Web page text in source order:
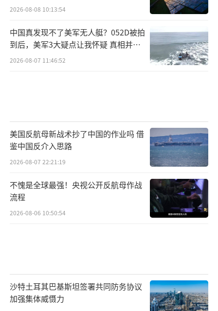
2026-08-08 10:13:54
中国真发现不了美军无人艇？052D被拍
到后，美军3大疑点让我怀疑 真相并非
如此
2026-08-07 11:46:52
美国反航母新战术抄了中国的作业吗 借
鉴中国反介入思路
2026-08-07 22:21:19
不愧是全球最强！央视公开反航母作战
流程
2026-08-06 10:50:54
沙特土耳其巴基斯坦签署共同防务协议
加强集体威慑力